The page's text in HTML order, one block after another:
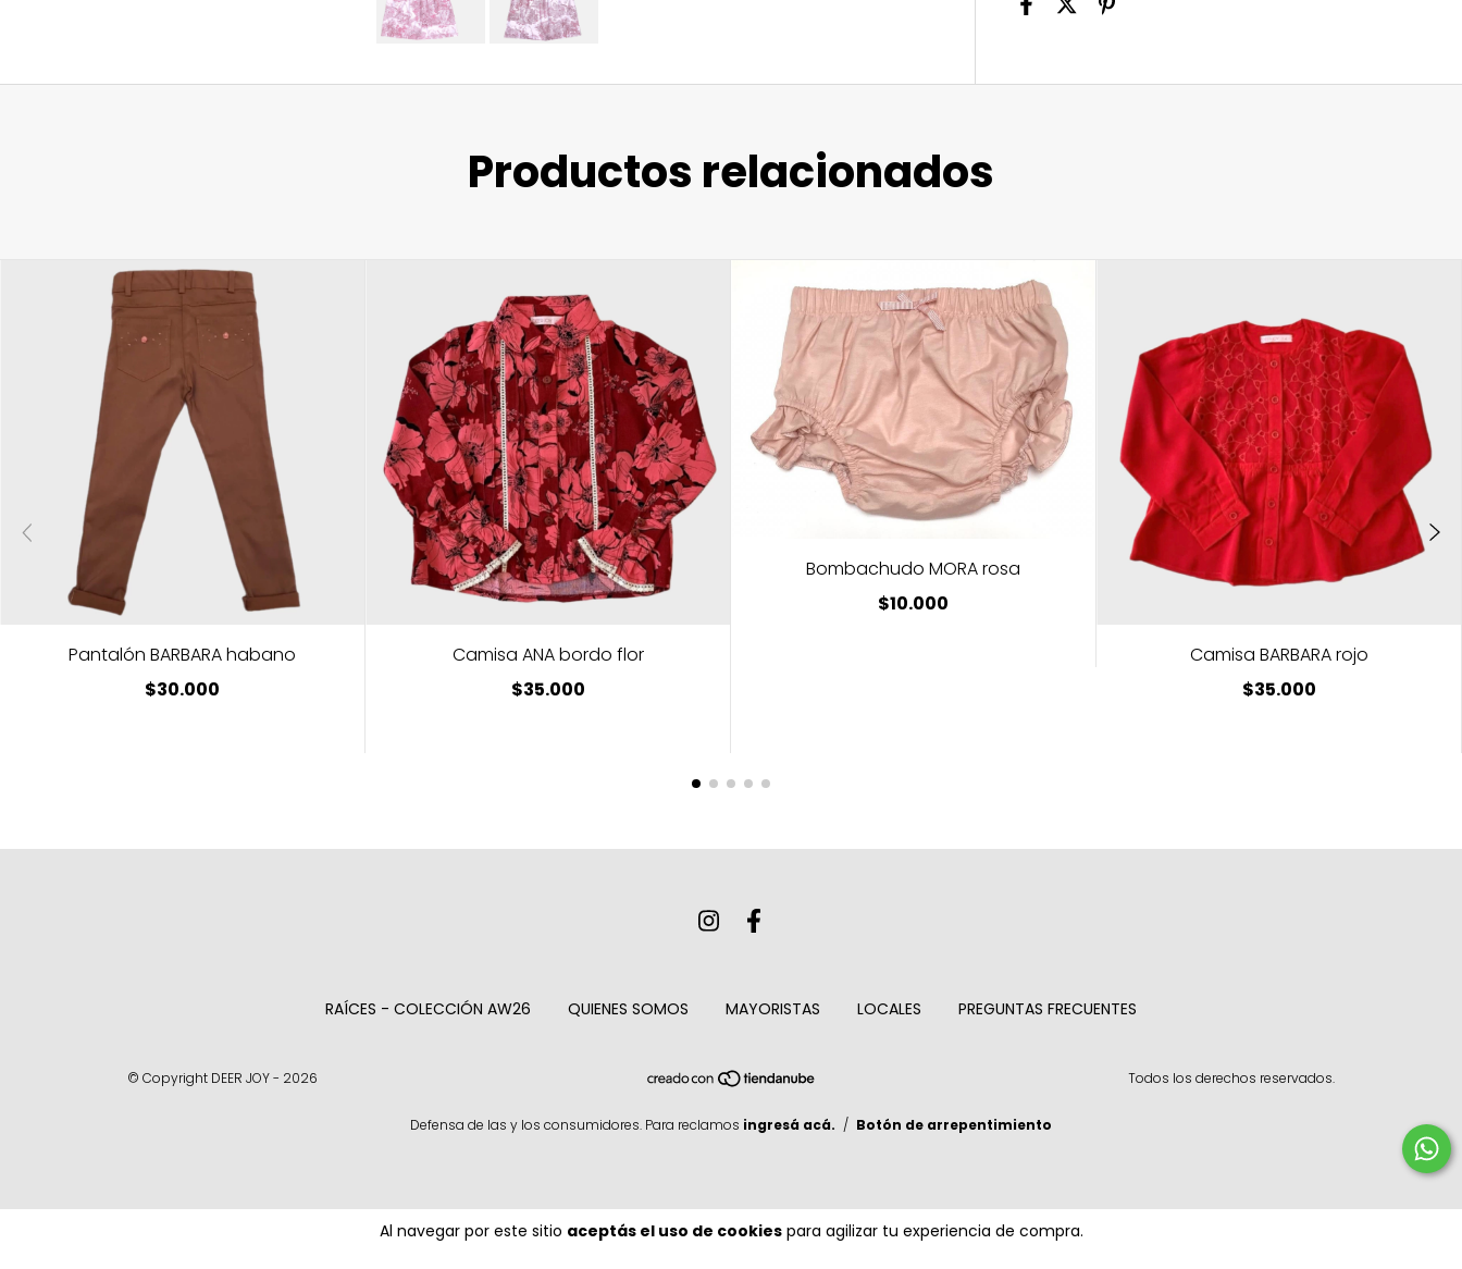
Al navegar por este sitio aceptás el uso de cookiespara agilizar tu experiencia de compra.
Productos relacionados
Pantalón BARBARA habano
$30.000
Camisa ANA bordo flor
$35.000
Bombachudo MORA rosa
$10.000
Camisa BARBARA rojo
$35.000
RAÍCES - COLECCIÓN AW26 QUIENES SOMOS MAYORISTAS LOCALES PREGUNTAS FRECUENTES
© Copyright DEER JOY - 2026 Todos los derechos reservados.
Defensa de las y los consumidores. Para reclamos ingresá acá. / Botón de arrepentimiento